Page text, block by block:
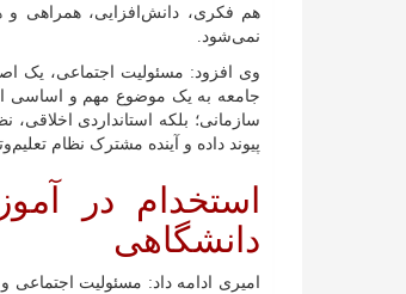
هم فکری، دانش‌افزایی، همراهی
نمی‌شود.
وی افزود: مسئولیت اجتماعی، یک
جامعه به یک موضوع مهم و اساسی
سازمانی؛ بلکه استانداردی
پیوند داده و آینده مشترک نظام
استخدام در
دانشگاهی
امیری ادامه داد: مسئولیت